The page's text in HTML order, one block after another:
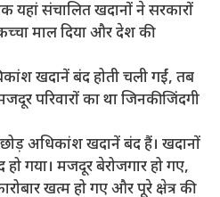
यहां संचालित खदानों ने सरकारों
माल दिया और देश की
खदानें बंद होती चली गईं, तब
परिवारों का था जिनकी जिंदगी
अधिकांश खदानें बंद हैं। खदानों
हो गया। मजदूर बेरोजगार हो गए,
खत्म हो गए और पूरे क्षेत्र की